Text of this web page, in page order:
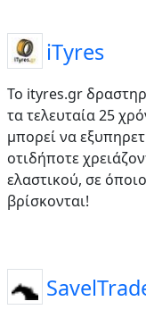
iTyres
Το ityres.gr
τα τελευταία 25
μπορεί να
οτιδήποτε
ελαστικού, σε
βρίσκονται!